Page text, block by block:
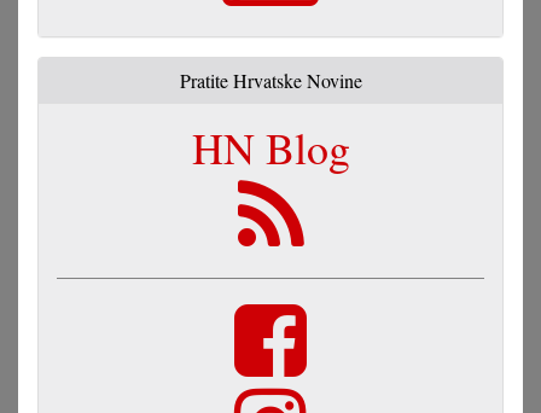
Pratite Hrvatske Novine
HN Blog